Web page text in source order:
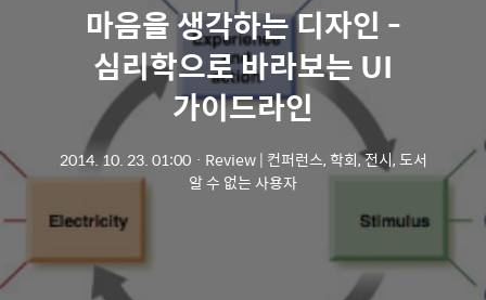
마음을 생각하는 디자인 -
심리학으로 바라보는 UI
가이드라인
2014. 10. 23. 01:00ㆍ Review | 컨퍼런스, 학회, 전시, 도서
알 수 없는 사용자